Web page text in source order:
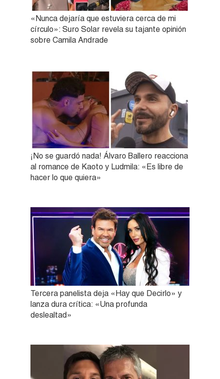
«Nunca dejaría que estuviera cerca de mi
círculo»: Suro Solar revela su tajante opinión
sobre Camila Andrade
¡No se guardó nada! Álvaro Ballero reacciona
al romance de Kaoto y Ludmila: «Es libre de
hacer lo que quiera»
Tercera panelista deja «Hay que Decirlo» y
lanza dura crítica: «Una profunda
deslealtad»